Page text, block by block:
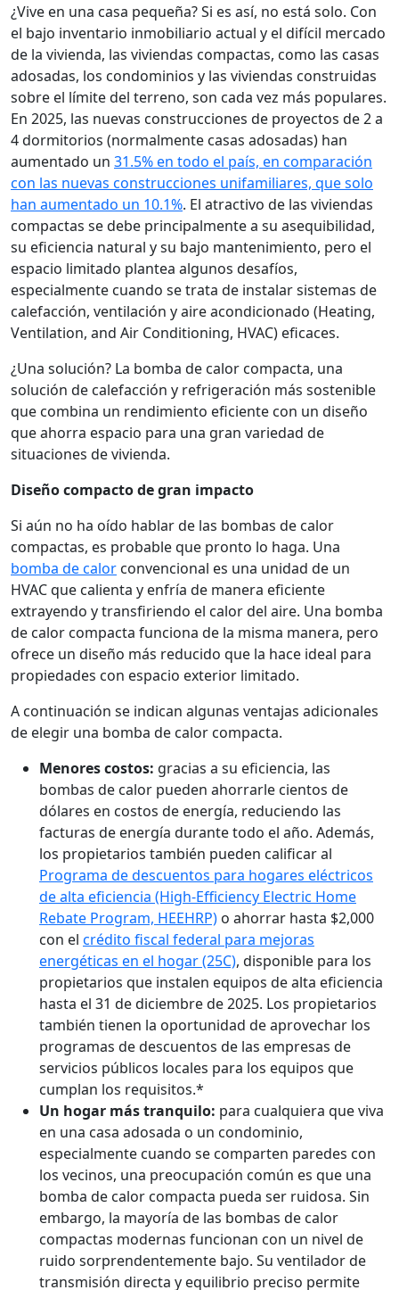
¿Vive en una casa pequeña? Si es así, no está solo. Con
el bajo inventario inmobiliario actual y el difícil mercado
de la vivienda, las viviendas compactas, como las casas
adosadas, los condominios y las viviendas construidas
sobre el límite del terreno, son cada vez más populares.
En 2025, las nuevas construcciones de proyectos de 2 a
4 dormitorios (normalmente casas adosadas) han
aumentado un 31.5% en todo el país, en comparación
con las nuevas construcciones unifamiliares, que solo
han aumentado un 10.1%. El atractivo de las viviendas
compactas se debe principalmente a su asequibilidad,
su eficiencia natural y su bajo mantenimiento, pero el
espacio limitado plantea algunos desafíos,
especialmente cuando se trata de instalar sistemas de
calefacción, ventilación y aire acondicionado (Heating,
Ventilation, and Air Conditioning, HVAC) eficaces.
¿Una solución? La bomba de calor compacta, una
solución de calefacción y refrigeración más sostenible
que combina un rendimiento eficiente con un diseño
que ahorra espacio para una gran variedad de
situaciones de vivienda.
Diseño compacto de gran impacto
Si aún no ha oído hablar de las bombas de calor
compactas, es probable que pronto lo haga. Una
bomba de calor convencional es una unidad de un
HVAC que calienta y enfría de manera eficiente
extrayendo y transfiriendo el calor del aire. Una bomba
de calor compacta funciona de la misma manera, pero
ofrece un diseño más reducido que la hace ideal para
propiedades con espacio exterior limitado.
A continuación se indican algunas ventajas adicionales
de elegir una bomba de calor compacta.
Menores costos: gracias a su eficiencia, las
bombas de calor pueden ahorrarle cientos de
dólares en costos de energía, reduciendo las
facturas de energía durante todo el año. Además,
los propietarios también pueden calificar al
Programa de descuentos para hogares eléctricos
de alta eficiencia (High-Efficiency Electric Home
Rebate Program, HEEHRP) o ahorrar hasta $2,000
con el crédito fiscal federal para mejoras
energéticas en el hogar (25C), disponible para los
propietarios que instalen equipos de alta eficiencia
hasta el 31 de diciembre de 2025. Los propietarios
también tienen la oportunidad de aprovechar los
programas de descuentos de las empresas de
servicios públicos locales para los equipos que
cumplan los requisitos.*
Un hogar más tranquilo: para cualquiera que viva
en una casa adosada o un condominio,
especialmente cuando se comparten paredes con
los vecinos, una preocupación común es que una
bomba de calor compacta pueda ser ruidosa. Sin
embargo, la mayoría de las bombas de calor
compactas modernas funcionan con un nivel de
ruido sorprendentemente bajo. Su ventilador de
transmisión directa y equilibrio preciso permite